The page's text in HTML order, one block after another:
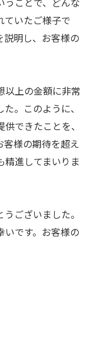
ていたご様子で
説明し、お客様の
以上の金額に非常
。このように、
できたことを、
様の期待を超え
精進してまいりま
ございました。
です。お客様の